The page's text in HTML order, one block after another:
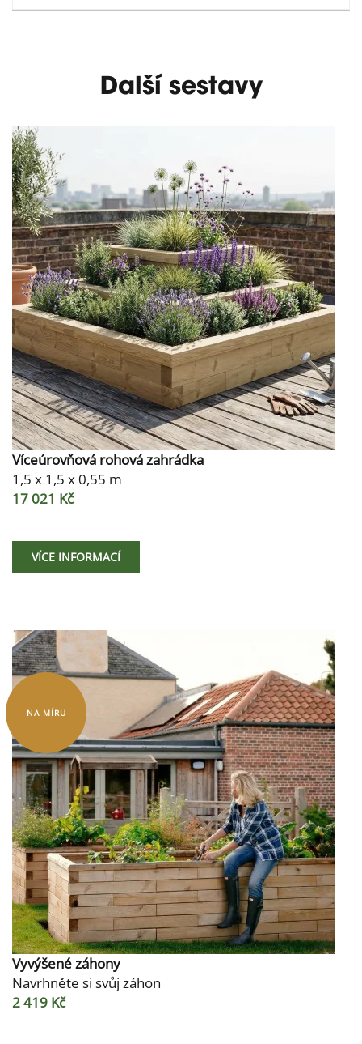
Další sestavy
Víceúrovňová rohová zahrádka
1,5 x 1,5 x 0,55 m
17 021 Kč
VÍCE INFORMACÍ
NA MÍRU
Vyvýšené záhony
Navrhněte si svůj záhon
2 419 Kč